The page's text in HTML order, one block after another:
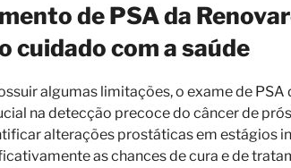
de PSA da
cuidado com a saúde
algumas limitações, o exame de PSA
na detecção precoce do câncer de
alterações prostáticas em estágios
as chances de cura e de